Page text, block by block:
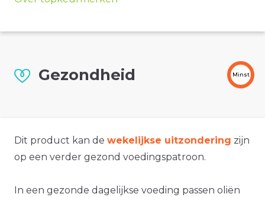
Gezondheid Minst
Dit product kan de wekelijkse uitzondering zijn
op een verder gezond voedingspatroon.
In een gezonde dagelijkse voeding passen oliën